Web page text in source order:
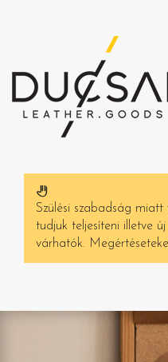
Szülési szabadság
tudjuk teljesíteni illetve
várhatók.